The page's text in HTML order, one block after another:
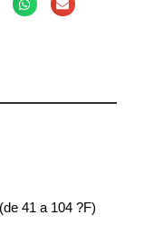
41 a 104 ?F)